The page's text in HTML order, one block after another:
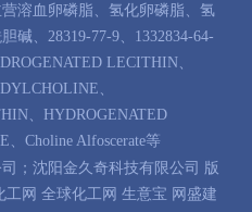
溶血卵磷脂、氢化卵磷脂、氢
碱、28319-77-9、1332834-64-
LECITHIN、
、
、HYDROGENATED
Choline Alfoscerate等
；沈阳金久奇科技有限公司 版
工网 全球化工网 生意宝 网盛建